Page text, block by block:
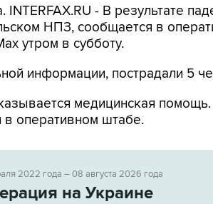
INTERFAX.RU - В результате
НПЗ, сообщается в
утром в субботу.
информации, пострадали 5
медицинская
в оперативном штабе.
2022 года – 08 августа 2026 года
на Украине